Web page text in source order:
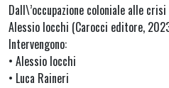
Dall\’occupazione coloniale alle
Alessio Iocchi (Carocci editore,
Intervengono:
• Alessio Iocchi
• Luca Raineri